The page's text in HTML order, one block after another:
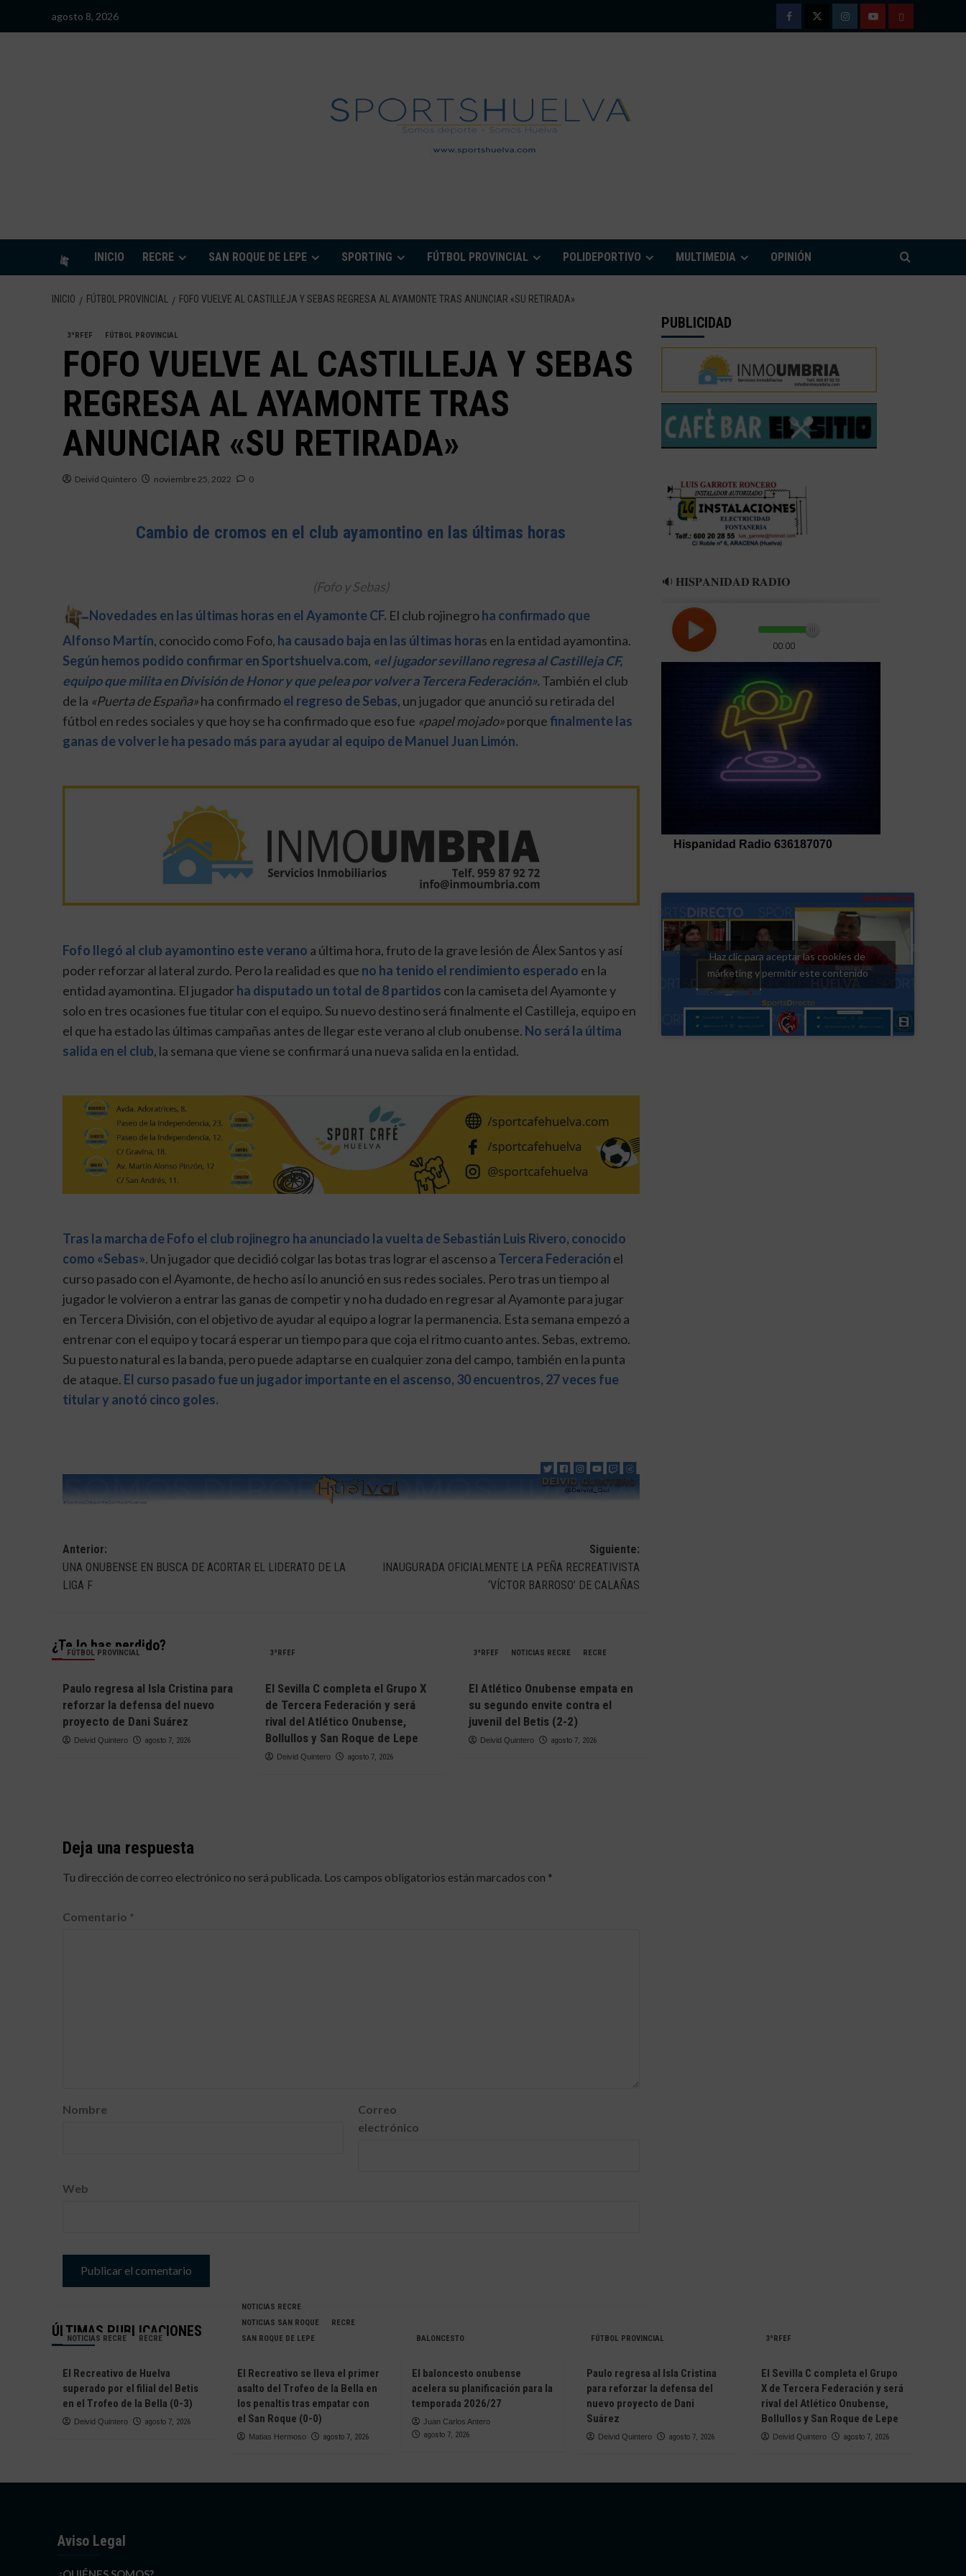
agosto 8, 2026
FacebookTwitterInstagramYoutubeTÉRMINOS
INICIO RECRE SAN ROQUE DE LEPE SPORTING FÚTBOL PROVINCIAL POLIDEPORTIVO MULTIMEDIA OPINIÓN
INICIO FÚTBOL PROVINCIAL FOFO VUELVE AL CASTILLEJA Y SEBAS REGRESA AL AYAMONTE TRAS ANUNCIAR «SU RETIRADA»
3ªRFEF FÚTBOL PROVINCIAL
FOFO VUELVE AL CASTILLEJA Y SEBAS
REGRESA AL AYAMONTE TRAS
ANUNCIAR «SU RETIRADA»
Deivid Quintero noviembre 25, 2022 0
Cambio de cromos en el club ayamontino en las últimas horas
(Fofo y Sebas)
Novedades en las últimas horas en el Ayamonte CF. El club rojinegroha confirmado que
Alfonso Martín, conocido como Fofo, ha causado baja en las últimas horas en la entidad ayamontina.
Según hemos podido confirmar en Sportshuelva.com, «el jugador sevillano regresa al Castilleja CF,
equipo que milita en División de Honor y que pelea por volver a Tercera Federación».También el club
de la «Puerta de España»ha confirmadoel regreso de Sebas, un jugador que anunció su retirada del
fútbol en redes sociales y que hoy se ha confirmado que eso fue «papel mojado»porque finalmente las
ganas de volver le ha pesado más para ayudar al equipo de Manuel Juan Limón.
Fofo llegó al club ayamontino este verano a última hora, fruto de la grave lesión de Álex Santos y así
poder reforzar al lateral zurdo. Pero la realidad es que no ha tenido el rendimiento esperado en la
entidad ayamontina. El jugadorha disputado un total de 8 partidos con la camiseta del Ayamonte y
solo en tres ocasiones fue titular con el equipo. Su nuevo destino será finalmente el Castilleja, equipo en
el que ha estado las últimas campañas antes de llegar este verano al club onubense. No será la última
salida en el club, la semana que viene se confirmará una nueva salida en la entidad.
Tras la marcha de Fofo el club rojinegro ha anunciado la vuelta de Sebastián Luis Rivero, conocido
como «Sebas». Un jugador que decidió colgar las botas tras lograr el ascenso a Tercera Federación el
curso pasado con el Ayamonte, de hecho así lo anunció en sus redes sociales. Pero tras un tiempo al
jugador le volvieron a entrar las ganas de competir y no ha dudado en regresar al Ayamonte para jugar
en Tercera División, con el objetivo de ayudar al equipo a lograr la permanencia. Esta semana empezó a
entrenar con el equipo y tocará esperar un tiempo para que coja el ritmo cuanto antes. Sebas, extremo.
Su puesto natural es la banda, pero puede adaptarse en cualquier zona del campo, también en la punta
de ataque. El curso pasado fue un jugador importante en el ascenso, 30 encuentros, 27 veces fue
titular y anotó cinco goles.
Navegación
de
Anterior:
UNA ONUBENSE EN BUSCA DE ACORTAR EL LIDERATO DE LA
LIGA F
Siguiente:
INAUGURADA OFICIALMENTE LA PEÑA RECREATIVISTA
‘VÍCTOR BARROSO’ DE CALAÑAS
¿Te lo has perdido?
FÚTBOL PROVINCIAL
Paulo regresa al Isla Cristina para
reforzar la defensa del nuevo
proyecto de Dani Suárez
Deivid Quintero agosto 7, 2026
3ªRFEF
El Sevilla C completa el Grupo X
de Tercera Federación y será
rival del Atlético Onubense,
Bollullos y San Roque de Lepe
Deivid Quintero agosto 7, 2026
3ªRFEF NOTICIAS RECRE RECRE
El Atlético Onubense empata en
su segundo envite contra el
juvenil del Betis (2-2)
Deivid Quintero agosto 7, 2026
Deja una respuesta
Tu dirección de correo electrónico no será publicada. Los campos obligatorios están marcados con *
Comentario *
Nombre
Correo
electrónico
Web
PUBLICIDAD
🔉 𝐇𝐈𝐒𝐏𝐀𝐍𝐈𝐃𝐀𝐃 𝐑𝐀𝐃𝐈𝐎
Haz clic para aceptar las cookies de
márketing y permitir este contenido
ÚLTIMAS PUBLICACIONES
NOTICIAS RECRE RECRE
El Recreativo de Huelva
superado por el filial del Betis
en el Trofeo de la Bella (0-3)
Deivid Quintero agosto 7, 2026
NOTICIAS RECRE
NOTICIAS SAN ROQUE
RECRE
SAN ROQUE DE LEPE
El Recreativo se lleva el primer
asalto del Trofeo de la Bella en
los penaltis tras empatar con
el San Roque (0-0)
Matias Hermoso agosto 7, 2026
BALONCESTO
El baloncesto onubense
acelera su planificación para la
temporada 2026/27
Juan Carlos Antero
agosto 7, 2026
FÚTBOL PROVINCIAL
Paulo regresa al Isla Cristina
para reforzar la defensa del
nuevo proyecto de Dani
Suárez
Deivid Quintero agosto 7, 2026
3ªRFEF
El Sevilla C completa el Grupo
X de Tercera Federación y será
rival del Atlético Onubense,
Bollullos y San Roque de Lepe
Deivid Quintero agosto 7, 2026
Aviso Legal